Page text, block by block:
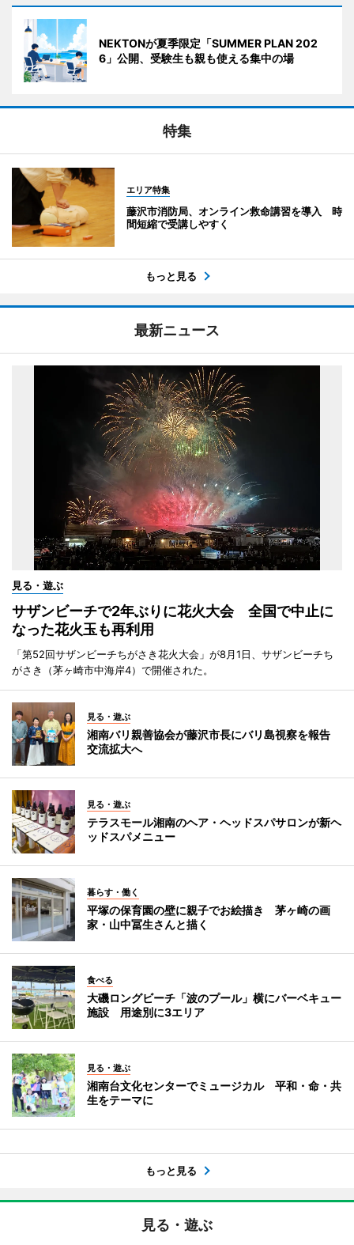
NEKTONが夏季限定「SUMMER PLAN 202
6」公開、受験生も親も使える集中の場
特集
エリア特集
藤沢市消防局、オンライン救命講習を導入 時
間短縮で受講しやすく
もっと見る
最新ニュース
見る・遊ぶ
サザンビーチで2年ぶりに花火大会 全国で中止に
なった花火玉も再利用
「第52回サザンビーチちがさき花火大会」が8月1日、サザンビーチち
がさき（茅ヶ崎市中海岸4）で開催された。
見る・遊ぶ
湘南バリ親善協会が藤沢市長にバリ島視察を報告
交流拡大へ
見る・遊ぶ
テラスモール湘南のヘア・ヘッドスパサロンが新ヘ
ッドスパメニュー
暮らす・働く
平塚の保育園の壁に親子でお絵描き 茅ヶ崎の画
家・山中冨生さんと描く
食べる
大磯ロングビーチ「波のプール」横にバーベキュー
施設 用途別に3エリア
見る・遊ぶ
湘南台文化センターでミュージカル 平和・命・共
生をテーマに
もっと見る
見る・遊ぶ